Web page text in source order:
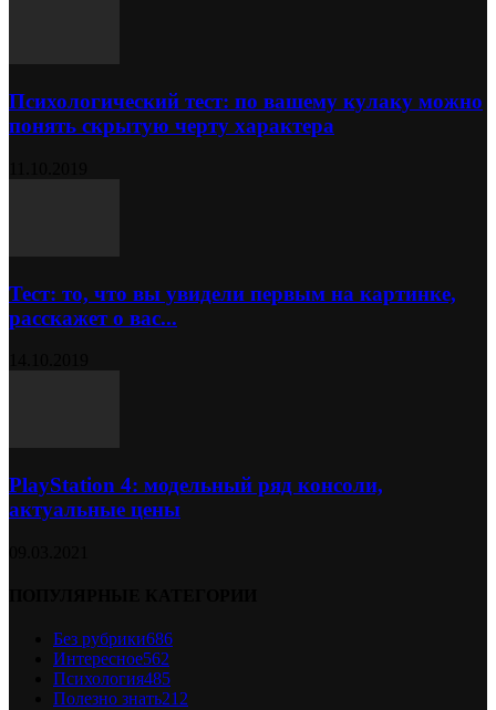
Психологический тест: по вашему кулаку можно
понять скрытую черту характера
Тест: то, что вы увидели первым на картинке,
расскажет о вас...
PlayStation 4: модельный ряд консоли,
актуальные цены
Без рубрики686
Интересное562
Психология485
Полезно знать212